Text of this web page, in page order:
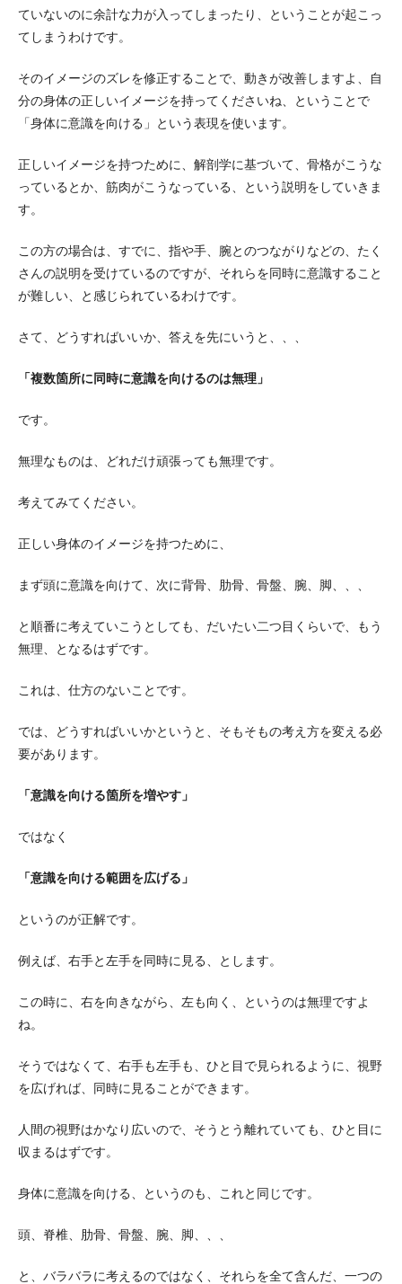
ていないのに余計な力が入ってしまったり、ということが起こっ
てしまうわけです。
そのイメージのズレを修正することで、動きが改善しますよ、自
分の身体の正しいイメージを持ってくださいね、ということで
「身体に意識を向ける」という表現を使います。
正しいイメージを持つために、解剖学に基づいて、骨格がこうな
っているとか、筋肉がこうなっている、という説明をしていきま
す。
この方の場合は、すでに、指や手、腕とのつながりなどの、たく
さんの説明を受けているのですが、それらを同時に意識すること
が難しい、と感じられているわけです。
さて、どうすればいいか、答えを先にいうと、、、
「複数箇所に同時に意識を向けるのは無理」
です。
無理なものは、どれだけ頑張っても無理です。
考えてみてください。
正しい身体のイメージを持つために、
まず頭に意識を向けて、次に背骨、肋骨、骨盤、腕、脚、、、
と順番に考えていこうとしても、だいたい二つ目くらいで、もう
無理、となるはずです。
これは、仕方のないことです。
では、どうすればいいかというと、そもそもの考え方を変える必
要があります。
「意識を向ける箇所を増やす」
ではなく
「意識を向ける範囲を広げる」
というのが正解です。
例えば、右手と左手を同時に見る、とします。
この時に、右を向きながら、左も向く、というのは無理ですよ
ね。
そうではなくて、右手も左手も、ひと目で見られるように、視野
を広げれば、同時に見ることができます。
人間の視野はかなり広いので、そうとう離れていても、ひと目に
収まるはずです。
身体に意識を向ける、というのも、これと同じです。
頭、脊椎、肋骨、骨盤、腕、脚、、、
と、バラバラに考えるのではなく、それらを全て含んだ、一つの